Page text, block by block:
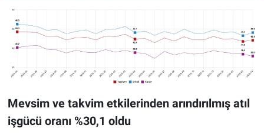
Mevsim ve takvim etkilerinden arındırılmış atıl
işgücü oranı %30,1 oldu